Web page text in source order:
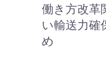
働き方改革
い輸送力確
め